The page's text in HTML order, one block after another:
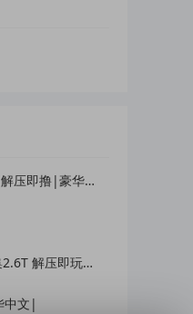
即撸|豪华中文|
载 一键端免安装免配置
中文|